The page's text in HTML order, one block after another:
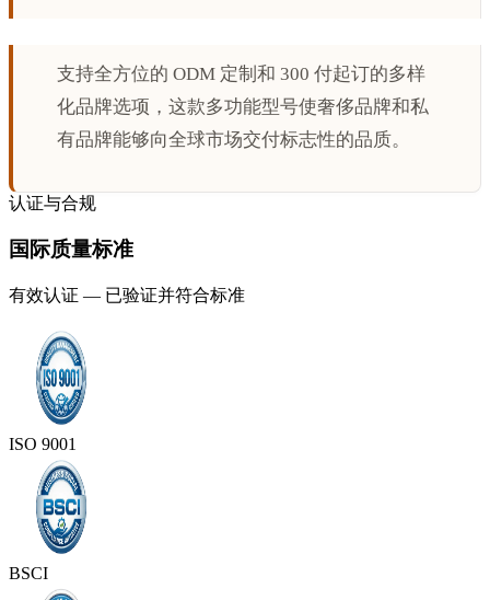
支持全方位的 ODM 定制和 300 付起订的多样
化品牌选项，这款多功能型号使奢侈品牌和私
有品牌能够向全球市场交付标志性的品质。
认证与合规
国际质量标准
有效认证 — 已验证并符合标准
ISO 9001
BSCI